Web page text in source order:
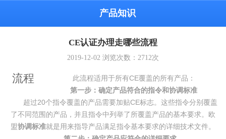
产品知识
CE认证办理走哪些流程
2019-12-02 浏览次数： 2712次
流程
此流程适用于所有CE覆盖的所有产品：
第一步：确定产品符合的指令和协调标准
超过20个指令覆盖的产品需要加贴CE标志。这些指令分别覆盖
了不同范围的产品，并且指令中列举了所覆盖产品的基本要求。欧
盟协调标准就是用来指导产品满足指令基本要求的详细技术文件。